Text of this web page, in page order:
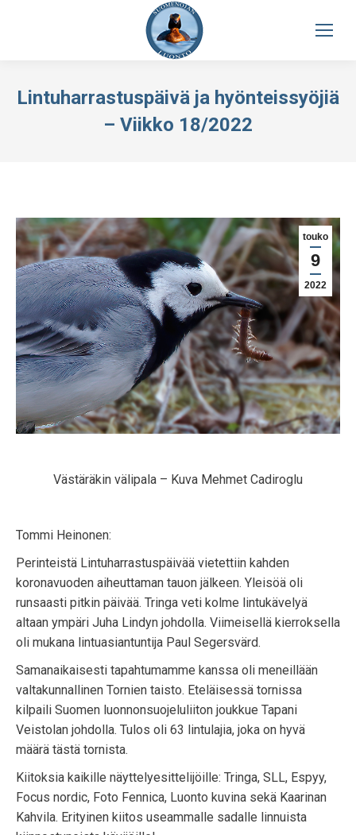
Lintuharrastuspäivä ja hyönteissyöjiä
– Viikko 18/2022
touko
9
2022
Västäräkin välipala – Kuva Mehmet Cadiroglu
Tommi Heinonen:
Perinteistä Lintuharrastuspäivää vietettiin kahden
koronavuoden aiheuttaman tauon jälkeen. Yleisöä oli
runsaasti pitkin päivää. Tringa veti kolme lintukävelyä
altaan ympäri Juha Lindyn johdolla. Viimeisellä kierroksella
oli mukana lintuasiantuntija Paul Segersvärd.
Samanaikaisesti tapahtumamme kanssa oli meneillään
valtakunnallinen Tornien taisto. Eteläisessä tornissa
kilpaili Suomen luonnonsuojeluliiton joukkue Tapani
Veistolan johdolla. Tulos oli 63 lintulajia, joka on hyvä
määrä tästä tornista.
Kiitoksia kaikille näyttelyesittelijöille: Tringa, SLL, Espyy,
Focus nordic, Foto Fennica, Luonto kuvina sekä Kaarinan
Kahvila. Erityinen kiitos useammalle sadalle linnuista